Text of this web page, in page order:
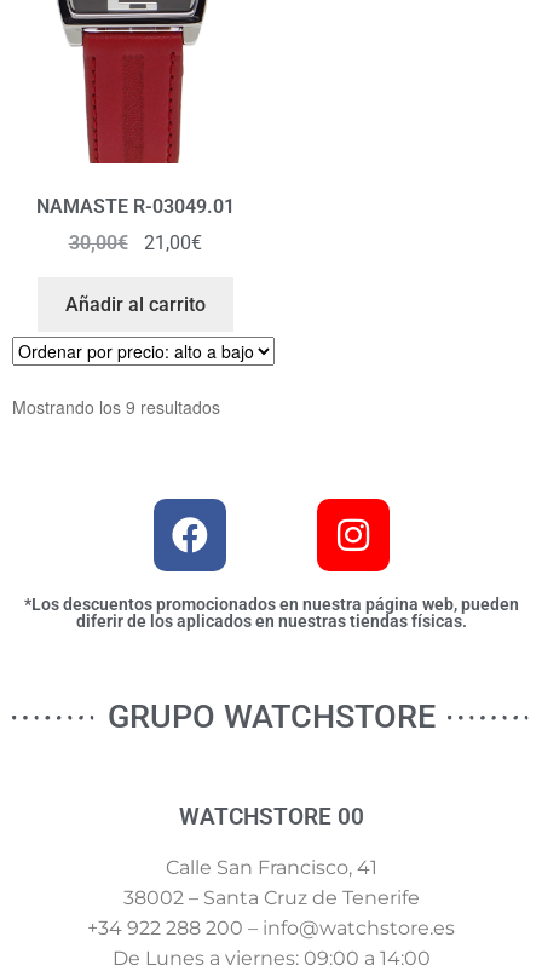
NAMASTE R-03049.01
30,00€ 21,00€
Añadir al carrito
Mostrando los 9 resultados
*Los descuentos promocionados en nuestra página web, pueden
diferir de los aplicados en nuestras tiendas físicas.
GRUPO WATCHSTORE
WATCHSTORE 00
Calle San Francisco, 41
38002 – Santa Cruz de Tenerife
+34 922 288 200 – info@watchstore.es
De Lunes a viernes: 09:00 a 14:00